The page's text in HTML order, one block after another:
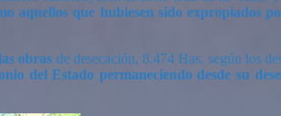
aquellos que hubiesen sido expropiados
obras de desecación, 8.474 Has. según los
del Estado permaneciendo desde su